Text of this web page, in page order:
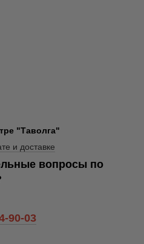
"Таволга"
и доставке
вопросы по
90-03